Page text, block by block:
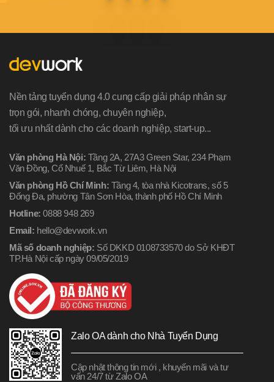
Nền tảng tuyển dụng 4.0 cung cấp giải pháp nhân sự
trọn gói, nhanh chóng, chuyên nghiệp,
tối ưu nhất dành cho các doanh nghiệp, start-up...
Văn phòng Hà Nội: Tầng 2A, 27A3 Green Star, 234 Phạm
Văn Đồng, Cổ Nhuế 1, Bắc Từ Liêm, Hà Nội
Văn phòng Hồ Chí Minh: Tầng 4, tòa nhà Kicotrans, số 5
Đống Đa, phường Tân Sơn Hòa, thành phố Hồ Chí Minh
Hotline: 0888 948 269
Email: hello@devwork.vn
Mã số doanh nghiệp: Số DKKD 0108733570 do Sở KHĐT
TP.Hà Nội cấp ngày 09/05/2019
Zalo OA dành cho Nhà Tuyển Dụng
Cập nhật thông tin mới , khuyến mãi và tư
vấn 24/7 từ Zalo OA